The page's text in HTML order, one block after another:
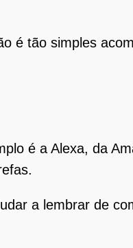
é tão simples
é a Alexa, da
a lembrar de